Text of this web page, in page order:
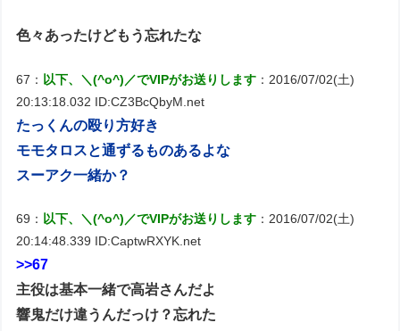
色々あったけどもう忘れたな
67： 以下、＼(^o^)／でVIPがお送りします ：2016/07/02(土)
20:13:18.032 ID:CZ3BcQbyM.net
たっくんの殴り方好き
モモタロスと通ずるものあるよな
スーアク一緒か？
69： 以下、＼(^o^)／でVIPがお送りします ：2016/07/02(土)
20:14:48.339 ID:CaptwRXYK.net
>>67
主役は基本一緒で高岩さんだよ
響鬼だけ違うんだっけ？忘れた